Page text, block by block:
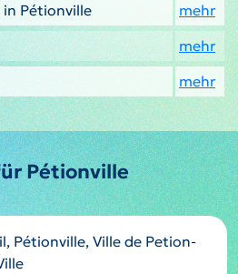
Pétionville
mehr
mehr
mehr
Pétionville
Pétionville, Ville de Petion-